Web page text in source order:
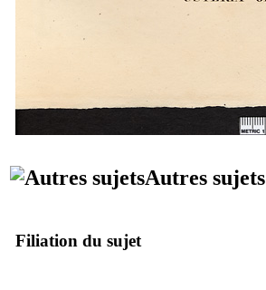
Autres sujets
Filiation du sujet